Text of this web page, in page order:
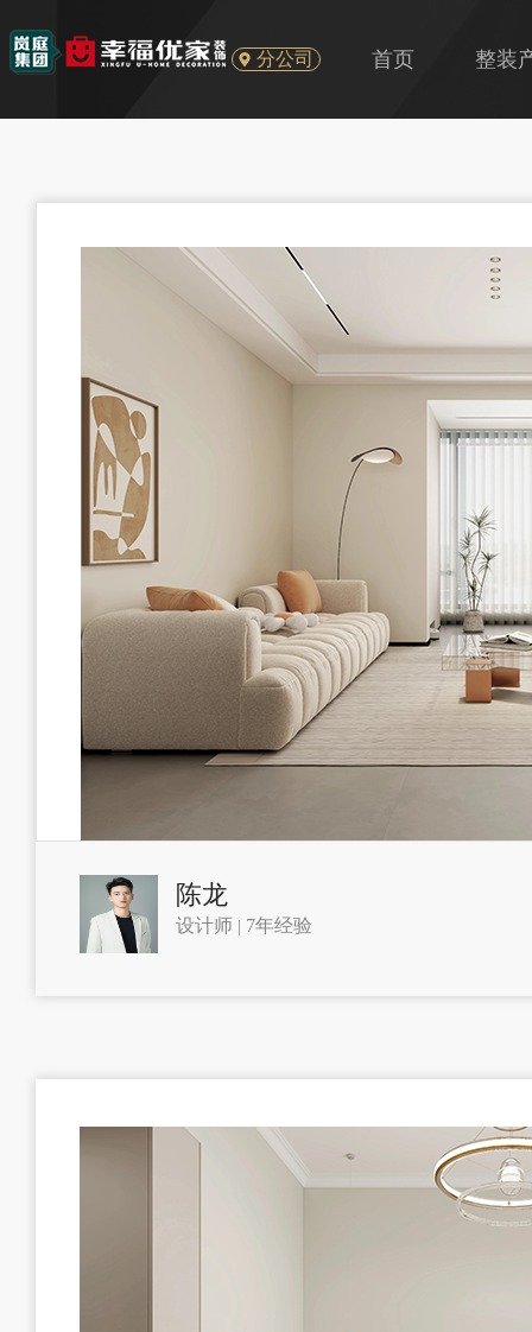
分公司 首页 整装
旧房
精装
陈龙
设计师 | 7年经验